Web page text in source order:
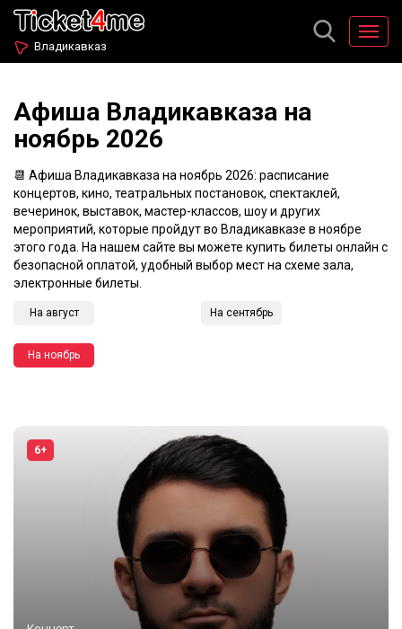
Владикавказ
Афиша Владикавказа на
ноябрь 2026
📆 Афиша Владикавказа на ноябрь 2026: расписание
концертов, кино, театральных постановок, спектаклей,
вечеринок, выставок, мастер-классов, шоу и других
мероприятий, которые пройдут во Владикавказе в ноябре
этого года. На нашем сайте вы можете купить билеты онлайн с
безопасной оплатой, удобный выбор мест на схеме зала,
электронные билеты.
На август На сентябрь
На ноябрь
6+